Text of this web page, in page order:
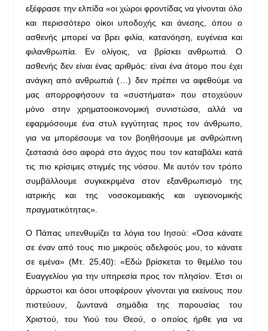
εξέφρασε την ελπίδα «οι χώροι φροντίδας να γίνονται όλο
και περισσότερο οίκοι υποδοχής και άνεσης, όπου ο
ασθενής μπορεί να βρει φιλία, κατανόηση, ευγένεια και
φιλανθρωπία. Εν ολίγοις, να βρίσκει ανθρωπιά. Ο
ασθενής δεν είναι ένας αριθμός: είναι ένα άτομο που έχει
ανάγκη από ανθρωπιά (…) δεν πρέπει να αφεθούμε να
μας απορροφήσουν τα «συστήματα» που στοχεύουν
μόνο στην χρηματοοικονομική συνιστώσα, αλλά να
εφαρμόσουμε ένα στυλ εγγύτητας προς τον άνθρωπο,
για να μπορέσουμε να τον βοηθήσουμε με ανθρώπινη
ζεστασιά όσο αφορά στο άγχος που τον καταβάλει κατά
τις πιο κρίσιμες στιγμές της νόσου. Με αυτόν τον τρόπο
συμβάλλουμε συγκεκριμένα στον εξανθρωπισμό της
ιατρικής και της νοσοκομειακής και υγειονομικής
πραγματικότητας».
Ο Πάπας υπενθυμίζει τα λόγια του Ιησού: «Όσα κάνατε
σε έναν από τους πιο μικρούς αδελφούς μου, το κάνατε
σε εμένα» (Μτ. 25,40): «Εδώ βρίσκεται το θεμέλιο του
Ευαγγελίου για την υπηρεσία προς τον πλησίον. Έτσι οι
άρρωστοι και όσοι υποφέρουν γίνονται για εκείνους που
πιστεύουν, ζωντανά σημάδια της παρουσίας του
Χριστού, του Υιού του Θεού, ο οποίος ήρθε για να